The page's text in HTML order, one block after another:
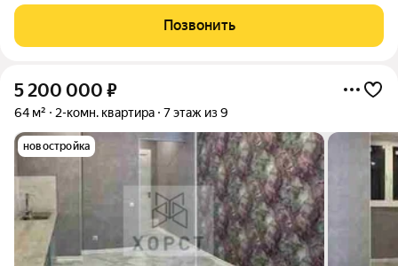
продуманная планировка и высокий уровень комфорта делают
этот вариант идеальным как для
Позвонить
5 200 000 ₽
64 м² 2-комн. квартира 7 этаж из 9
новостройка